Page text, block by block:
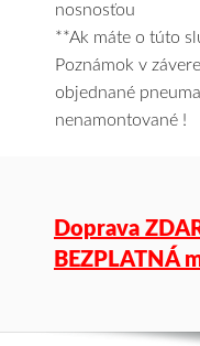
nosnosťou
**Ak máte o túto
Poznámok v
objednané
nenamontované !
Doprava
BEZPLATNÁ